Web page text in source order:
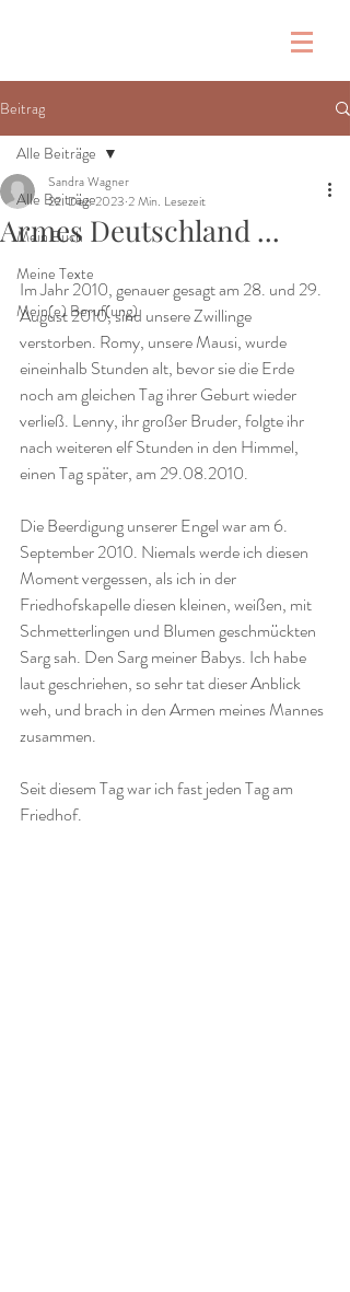
Beitrag
Alle Beiträge
Mein Buch
Meine Texte
Mein(e) Beruf(ung)
Alle Beiträge
Armes Deutschland ...
Sandra Wagner
22. Dez. 2023 2 Min. Lesezeit
Im Jahr 2010, genauer gesagt am 28. und 29.
August 2010, sind unsere Zwillinge
verstorben. Romy, unsere Mausi, wurde
eineinhalb Stunden alt, bevor sie die Erde
noch am gleichen Tag ihrer Geburt wieder
verließ. Lenny, ihr großer Bruder, folgte ihr
nach weiteren elf Stunden in den Himmel,
einen Tag später, am 29.08.2010.
Die Beerdigung unserer Engel war am 6.
September 2010. Niemals werde ich diesen
Moment vergessen, als ich in der
Friedhofskapelle diesen kleinen, weißen, mit
Schmetterlingen und Blumen geschmückten
Sarg sah. Den Sarg meiner Babys. Ich habe
laut geschriehen, so sehr tat dieser Anblick
weh, und brach in den Armen meines Mannes
zusammen.
Seit diesem Tag war ich fast jeden Tag am
Friedhof.